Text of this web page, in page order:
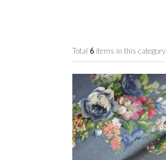
Total 6 items in this category